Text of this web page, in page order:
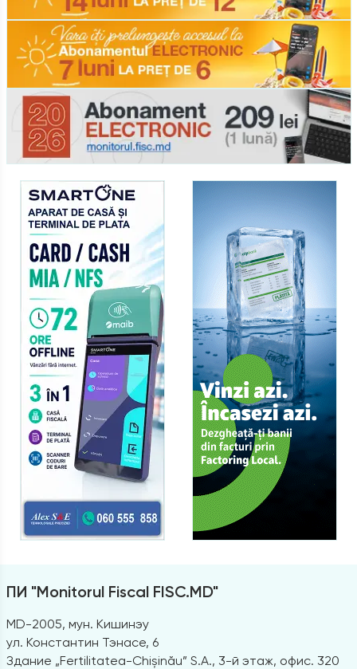
ПИ "Monitorul Fiscal FISC.MD"
MD-2005, мун. Кишинэу
ул. Константин Тэнасе, 6
Здание „Fertilitatea-Chișinău” S.A., 3-й этаж, офис. 320